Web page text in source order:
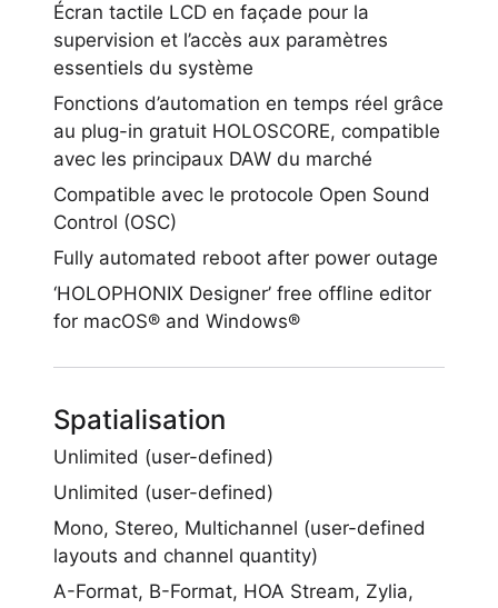
Écran tactile LCD en façade pour la
supervision et l’accès aux paramètres
essentiels du système
Fonctions d’automation en temps réel grâce
au plug-in gratuit HOLOSCORE, compatible
avec les principaux DAW du marché
Compatible avec le protocole Open Sound
Control (OSC)
Fully automated reboot after power outage
‘HOLOPHONIX Designer’ free offline editor
for macOS® and Windows®
Spatialisation
Unlimited (user-defined)
Unlimited (user-defined)
Mono, Stereo, Multichannel (user-defined
layouts and channel quantity)
A-Format, B-Format, HOA Stream, Zylia,